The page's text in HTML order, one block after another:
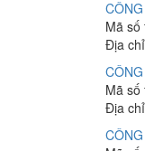
Mã số
Địa
Mã số
Địa